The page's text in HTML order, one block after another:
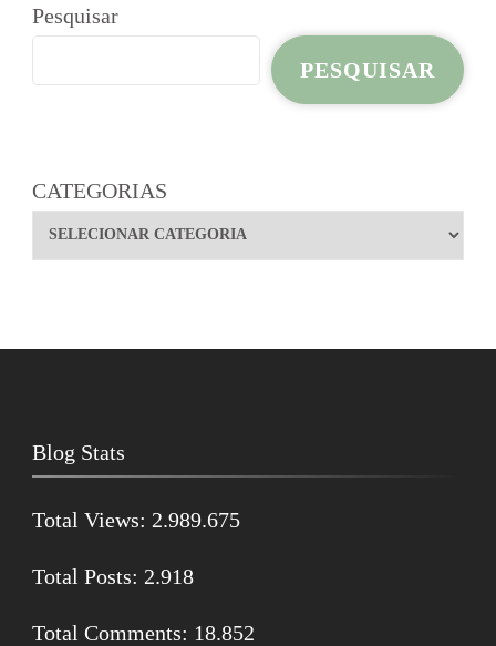
Pesquisar
PESQUISAR
CATEGORIAS
Blog Stats
Total Views: 2.989.675
Total Posts: 2.918
Total Comments: 18.852